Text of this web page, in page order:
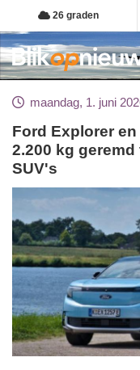
Overslaan
en
naar
de
gaan
26 graden
maandag, 1. juni
Ford Explorer en Capri trekken de kar: tot
2.200 kg
SUV's